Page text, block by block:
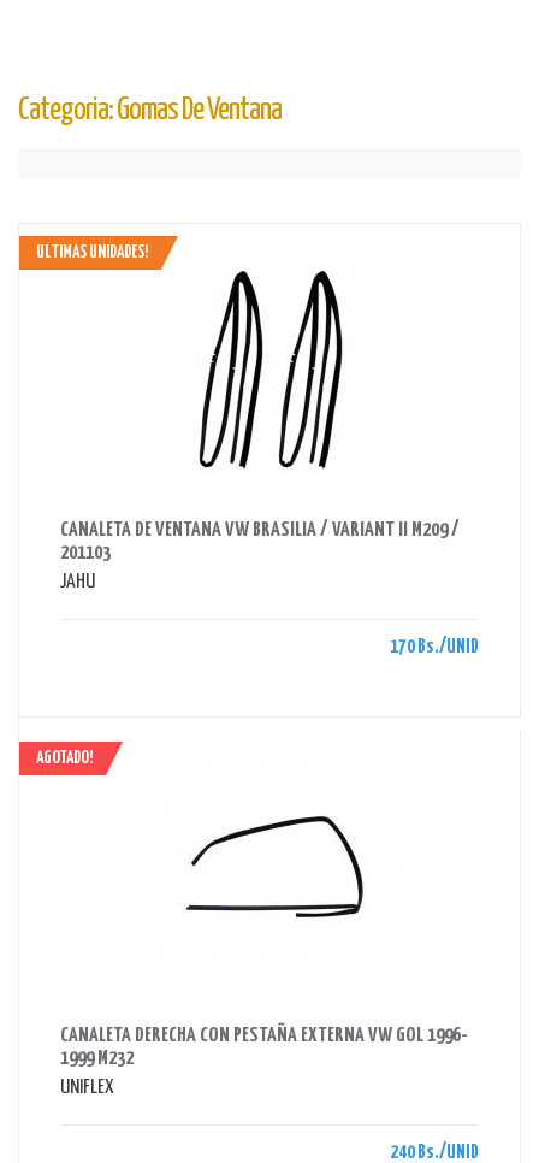
Categoria: Gomas De Ventana
ULTIMAS UNIDADES!
CANALETA DE VENTANA VW BRASILIA / VARIANT II M209 /
201103
JAHU
170 Bs./UNID
AGOTADO!
CANALETA DERECHA CON PESTAÑA EXTERNA VW GOL 1996-
1999 M232
UNIFLEX
240 Bs./UNID